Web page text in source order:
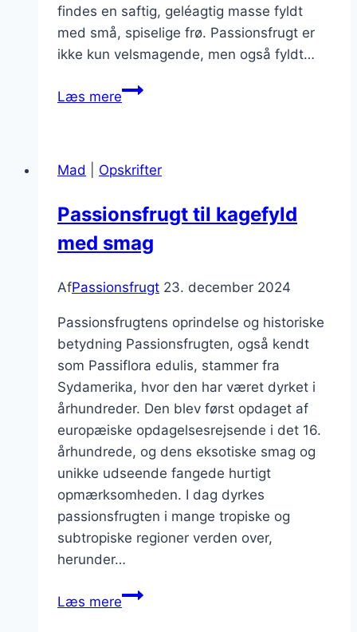
findes en saftig, geléagtig masse fyldt
med små, spiselige frø. Passionsfrugt er
ikke kun velsmagende, men også fyldt…
Læs merePassionsfrugt
op
Mad Opskrifter
Passionsfrugt til kagefyld
med smag
AfPassionsfrugt 23. december 2024
Passionsfrugtens oprindelse og historiske
betydning Passionsfrugten, også kendt
som Passiflora edulis, stammer fra
Sydamerika, hvor den har været dyrket i
århundreder. Den blev først opdaget af
europæiske opdagelsesrejsende i det 16.
århundrede, og dens eksotiske smag og
unikke udseende fangede hurtigt
opmærksomheden. I dag dyrkes
passionsfrugten i mange tropiske og
subtropiske regioner verden over,
herunder…
Læs merePassionsfrugt